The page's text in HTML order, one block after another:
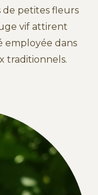
de petites fleurs
vif attirent
employée dans
traditionnels.